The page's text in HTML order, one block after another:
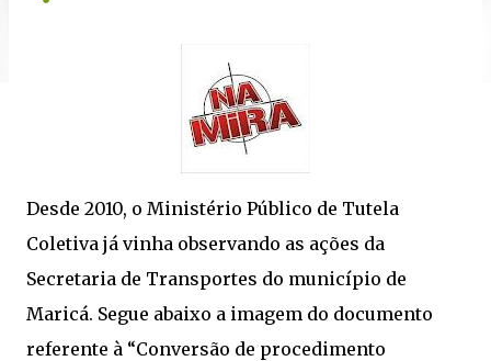
Desde 2010, o Ministério Público de Tutela
Coletiva já vinha observando as ações da
Secretaria de Transportes do município de
Maricá. Segue abaixo a imagem do documento
referente à “Conversão de procedimento